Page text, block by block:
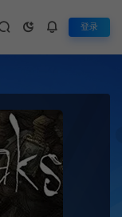
登录